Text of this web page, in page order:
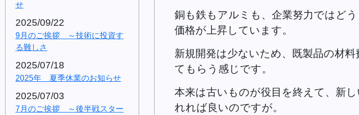
せ
2025/09/22
9月のご挨拶 ～技術に投資す
る難しさ
2025/07/18
2025年 夏季休業のお知らせ
2025/07/03
7月のご挨拶 ～後半戦スター
銅も鉄もアルミも、企業努力ではど
価格が上昇しています。
新規開発は少ないため、既製品の材
てもらう感じです。
本来は古いものが役目を終えて、新
れれば良いのですが。